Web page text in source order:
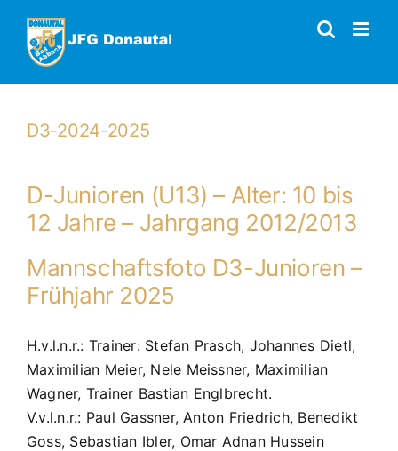
Inhalt
springen
D3-2024-2025
D-Junioren (U13) – Alter: 10 bis
12 Jahre – Jahrgang 2012/2013
Mannschaftsfoto D3-Junioren –
Frühjahr 2025
H.v.l.n.r.: Trainer: Stefan Prasch, Johannes Dietl,
Maximilian Meier, Nele Meissner, Maximilian
Wagner, Trainer Bastian Englbrecht.
V.v.l.n.r.: Paul Gassner, Anton Friedrich, Benedikt
Goss, Sebastian Ibler, Omar Adnan Hussein